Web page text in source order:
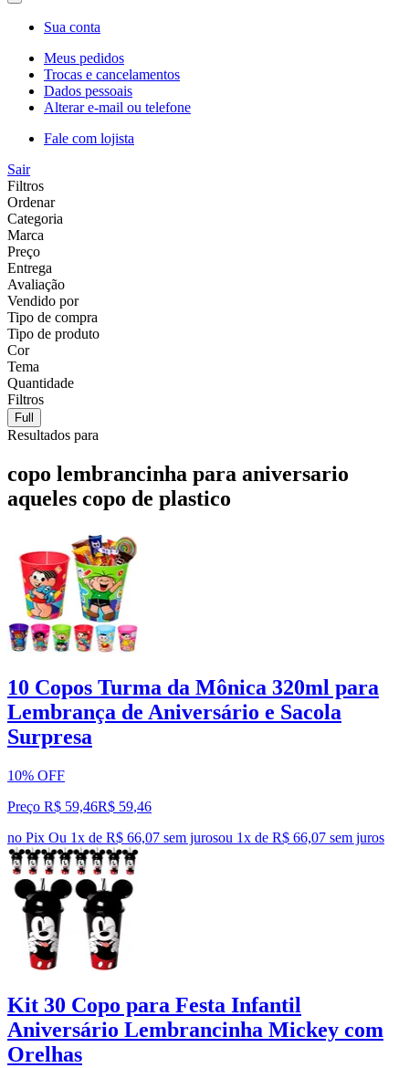
Sua conta
Meus pedidos
Trocas e cancelamentos
Dados pessoais
Alterar e-mail ou telefone
Fale com lojista
Sair
Filtros
Ordenar
Categoria
Marca
Preço
Entrega
Avaliação
Vendido por
Tipo de compra
Tipo de produto
Cor
Tema
Quantidade
Filtros
Full
Resultados para
copo lembrancinha para aniversario
aqueles copo de plastico
10 Copos Turma da Mônica 320ml para
Lembrança de Aniversário e Sacola
Surpresa
10% OFF
Preço R$ 59,46R$ 59,46
no Pix Ou 1x de R$ 66,07 sem jurosou 1x de R$ 66,07 sem juros
Kit 30 Copo para Festa Infantil
Aniversário Lembrancinha Mickey com
Orelhas